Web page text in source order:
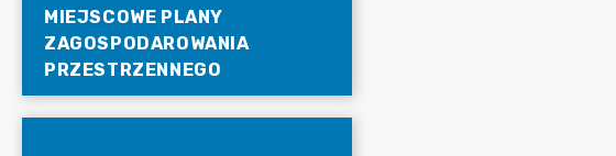
MIEJSCOWE PLANY
ZAGOSPODAROWANIA
PRZESTRZENNEGO